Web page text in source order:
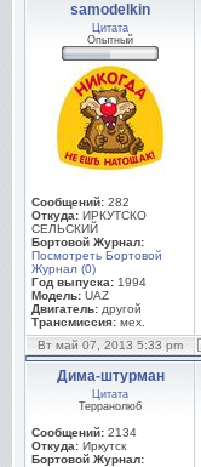
samodelkin
Цитата
Опытный
Сообщений: 282
Откуда: ИРКУТСКО
СЕЛЬСКИЙ
Бортовой Журнал:
Посмотреть Бортовой
Журнал (0)
Год выпуска: 1994
Модель: UAZ
Двигатель: другой
Трансмиссия: мех.
Вт май 07, 2013 5:33 pm
Дима-штурман
Цитата
Терранолюб
Сообщений: 2134
Откуда: Иркутск
Бортовой Журнал: